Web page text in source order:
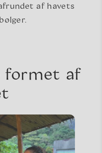
af havets
formet af